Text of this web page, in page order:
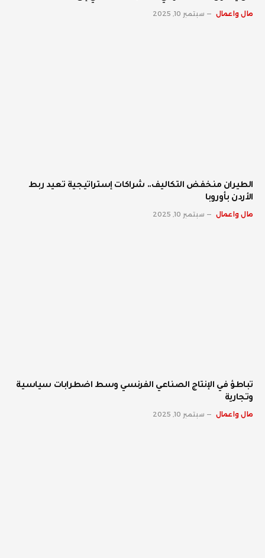
مال واعمال سبتمبر 10, 2025
الطيران منخفض التكاليف.. شراكات إستراتيجية تعيد ربط
الأردن بأوروبا
مال واعمال سبتمبر 10, 2025
تباطؤ في الإنتاج الصناعي الفرنسي وسط اضطرابات سياسية
وتجارية
مال واعمال سبتمبر 10, 2025